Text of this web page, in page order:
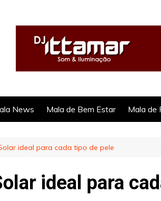
News Mala de Bem Estar Mala de
ideal para cada tipo de pele
ideal para